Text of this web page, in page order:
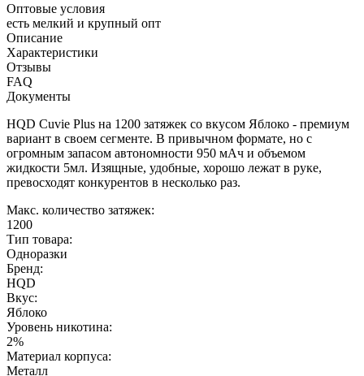
Оптовые условия
есть мелкий и крупный опт
Описание
Характеристики
Отзывы
FAQ
Документы
HQD Cuvie Plus на 1200 затяжек со вкусом Яблоко - премиум
вариант в своем сегменте. В привычном формате, но с
огромным запасом автономности 950 мАч и объемом
жидкости 5мл. Изящные, удобные, хорошо лежат в руке,
превосходят конкурентов в несколько раз.
Макс. количество затяжек:
1200
Тип товара:
Одноразки
Бренд:
HQD
Вкус:
Яблоко
Уровень никотина:
2%
Материал корпуса:
Металл